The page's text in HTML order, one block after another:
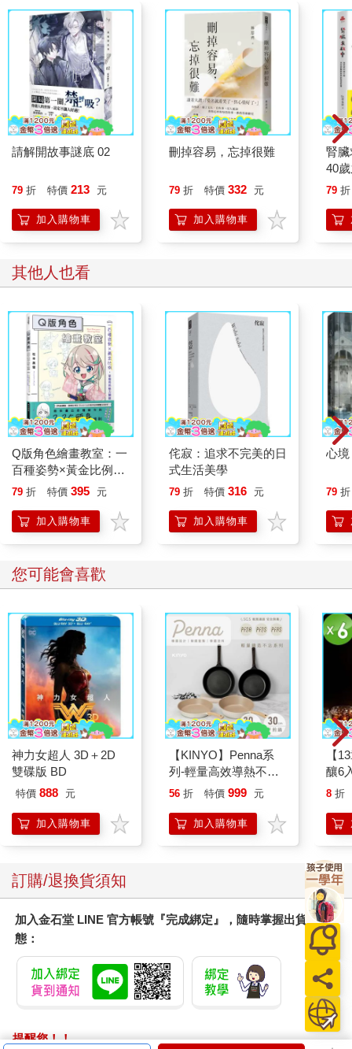
請解開故事謎底 02
79 折 特價 213 元
加入購物車
刪掉容易，忘掉很難
79 折 特價 332 元
加入購物車
腎
40
就
79 折
其他人也看
Q版角色繪畫教室：一
百種姿勢×黃金比例，
掌握角色魅力關鍵
79 折 特價 395 元
加入購物車
侘寂：追求不完美的日
式生活美學
79 折 特價 316 元
加入購物車
心
79 折
您可能會喜歡
神力女超人 3D＋2D
雙碟版 BD
特價 888 元
加入購物車
【KINYO】Penna系
列-輕量高效導熱不沾
平煎鍋30cm
56 折 特價 999 元
加入購物車
【
釀6
8 折
訂購/退換貨須知
加入金石堂 LINE 官方帳號『完成綁定』，隨時掌握出貨動
態：
提醒您！！